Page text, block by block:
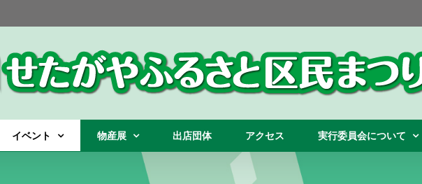
イベント 物産展 出店団体 アクセス 実行委員会について